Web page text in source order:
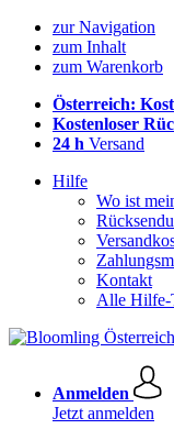
zur Navigation
zum Inhalt
zum Warenkorb
Österreich:
Kostenloser
24 h Versand
Hilfe
Wo ist
Kontakt
Alle Hilfe-
Anmelden
Jetzt anmelden